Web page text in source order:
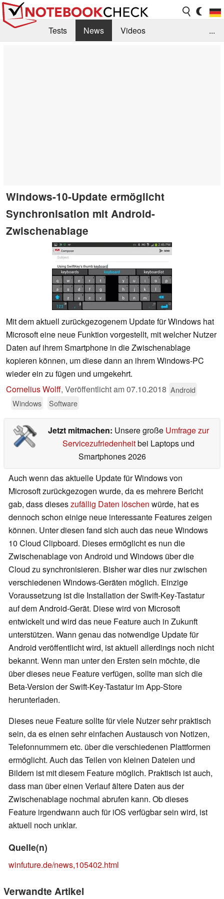
Tests News
Videos
...
Windows-10-Update ermöglicht
Synchronisation mit Android-
Zwischenablage
Mit dem aktuell zurückgezogenem Update für Windows hat
Microsoft eine neue Funktion vorgestellt, mit welcher Nutzer
Daten auf ihrem Smartphone in die Zwischenablage
kopieren können, um diese dann an ihrem Windows-PC
wieder ein zu fügen und umgekehrt.
Cornelius Wolff, Veröffentlicht am07.10.2018 Android
Windows
Software
Jetzt mitmachen: Unsere große Umfrage zur
Servicezufriedenheitbei Laptops und
Smartphones 2026
Auch wenn das aktuelle Update für Windows von
Microsoft zurückgezogen wurde, da es mehrere Bericht
gab, dass dieseszufällig Daten löschen würde, hat es
dennoch schon einige neue interessante Features zeigen
können. Unter diesen fand sich auch das neue Windows
10 Cloud Clipboard. Dieses ermöglicht es nun die
Zwischenablage von Android und Windows über die
Cloud zu synchronisieren. Bisher war dies nur zwischen
verschiedenen Windows-Geräten möglich. Einzige
Voraussetzung ist die Installation der Swift-Key-Tastatur
auf dem Android-Gerät. Diese wird von Microsoft
entwickelt und wird das neue Feature auch in Zukunft
unterstützen. Wann genau das notwendige Update für
Android veröffentlicht wird, ist aktuell allerdings noch nicht
bekannt. Wenn man unter den Ersten sein möchte, die
über dieses neue Feature verfügen, sollte man sich die
Beta-Version der Swift-Key-Tastatur im App-Store
herunterladen.
Dieses neue Feature sollte für viele Nutzer sehr praktisch
sein, da es einen sehr einfachen Austausch von Notizen,
Telefonnummern etc. über die verschiedenen Plattformen
ermöglicht. Auch das Teilen von kleinen Dateien und
Bildern ist mit diesem Feature möglich. Praktisch ist auch,
dass man über einen Verlauf ältere Daten aus der
Zwischenablage nochmal abrufen kann. Ob dieses
Feature irgendwann auch für iOS verfügbar sein wird, ist
aktuell noch unklar.
Quelle(n)
winfuture.de/news,105402.html
Verwandte Artikel